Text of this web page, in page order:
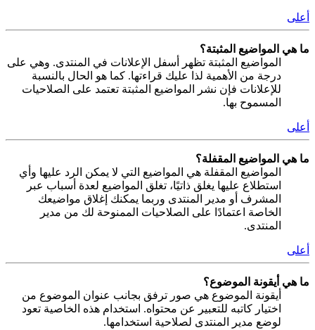
أعلى
ما هي المواضيع المثبتة؟
المواضيع المثبتة تظهر أسفل الإعلانات في المنتدى. وهي على
درجة من الأهمية لذا عليك قراءتها. كما هو الحال بالنسبة
للإعلانات فإن نشر المواضيع المثبتة تعتمد على الصلاحيات
المسموح بها.
أعلى
ما هي المواضيع المقفلة؟
المواضيع المقفلة هي المواضيع التي لا يمكن الرد عليها وأي
استطلاع عليها يغلق ذاتيًا، تغلق المواضيع لعدة أسباب عبر
المشرف أو مدير المنتدى وربما يمكنك إغلاق مواضيعك
الخاصة اعتمادًا على الصلاحيات الممنوحة لك من مدير
المنتدى.
أعلى
ما هي أيقونة الموضوع؟
أيقونة الموضوع هي صور ترفق بجانب عنوان الموضوع من
اختيار كاتبه للتعبير عن محتواه. استخدام هذه الخاصية تعود
لوضع مدير المنتدى لصلاحية استخدامها.